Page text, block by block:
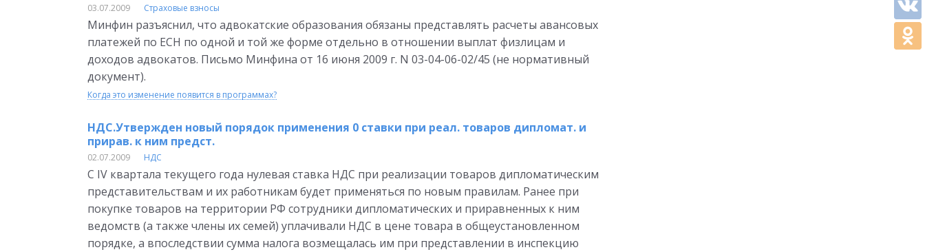
03.07.2009 Страховые взносы
Минфин разъяснил, что адвокатские образования обязаны представлять расчеты авансовых
платежей по ЕСН по одной и той же форме отдельно в отношении выплат физлицам и
доходов адвокатов. Письмо Минфина от 16 июня 2009 г. N 03-04-06-02/45 (не нормативный
документ).
Когда это изменение появится в программах?
НДС.Утвержден новый порядок применения 0 ставки при реал. товаров дипломат. и
прирав. к ним предст.
02.07.2009 НДС
С IV квартала текущего года нулевая ставка НДС при реализации товаров дипломатическим
представительствам и их работникам будет применяться по новым правилам. Ранее при
покупке товаров на территории РФ сотрудники дипломатических и приравненных к ним
ведомств (а также члены их семей) уплачивали НДС в цене товара в общеустановленном
порядке, а впоследствии сумма налога возмещалась им при представлении в инспекцию